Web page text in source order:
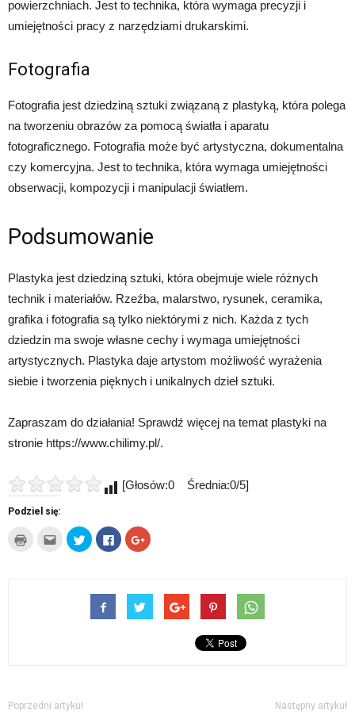
powierzchniach. Jest to technika, która wymaga precyzji i
umiejętności pracy z narzędziami drukarskimi.
Fotografia
Fotografia jest dziedziną sztuki związaną z plastyką, która polega
na tworzeniu obrazów za pomocą światła i aparatu
fotograficznego. Fotografia może być artystyczna, dokumentalna
czy komercyjna. Jest to technika, która wymaga umiejętności
obserwacji, kompozycji i manipulacji światłem.
Podsumowanie
Plastyka jest dziedziną sztuki, która obejmuje wiele różnych
technik i materiałów. Rzeźba, malarstwo, rysunek, ceramika,
grafika i fotografia są tylko niektórymi z nich. Każda z tych
dziedzin ma swoje własne cechy i wymaga umiejętności
artystycznych. Plastyka daje artystom możliwość wyrażenia
siebie i tworzenia pięknych i unikalnych dzieł sztuki.
Zapraszam do działania! Sprawdź więcej na temat plastyki na
stronie https://www.chilimy.pl/.
[Głosów:0 Średnia:0/5]
Podziel się:
Kliknij
wydrukować(Otwiera
Kliknij,
aby
wysłać
mail(Otwiera
Udostępnij
na
Twitterze(Otwiera
oknie)
Click
to
share
nowym
oknie)
Click
to
się
w
nowym
oknie)
Poprzedni artykuł Następny artykuł